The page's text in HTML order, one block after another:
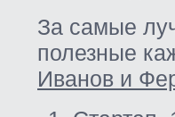
За самые
полезные
Иванов и